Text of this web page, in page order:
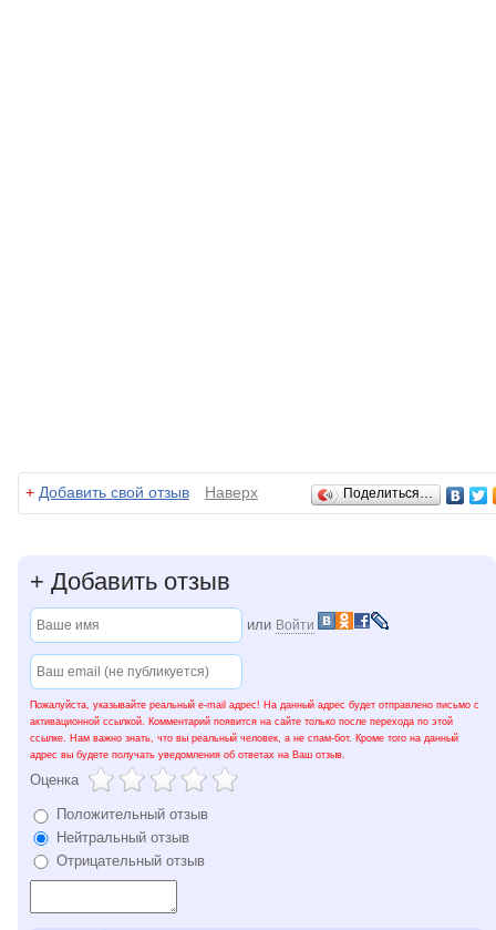
Отзывы
+ Добавить свой отзыв Наверх Поделиться…
+ Добавить отзыв
или Войти
Пожалуйста, указывайте реальный e-mail адрес! На данный адрес будет отправлено письмо с
активационной ссылкой. Комментарий появится на сайте только после перехода по этой
ссылке. Нам важно знать, что вы реальный человек, а не спам-бот. Кроме того на данный
адрес вы будете получать уведомления об ответах на Ваш отзыв.
Оценка
Положительный отзыв
Нейтральный отзыв
Отрицательный отзыв